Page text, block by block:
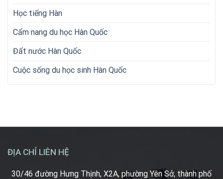
Học tiếng Hàn
Cẩm nang du học Hàn Quốc
Đất nước Hàn Quốc
Cuộc sống du học sinh Hàn Quốc
ĐỊA CHỈ LIÊN HỆ
30/46 đường Hưng Thịnh, X2A, phường Yên Sở, thành phố